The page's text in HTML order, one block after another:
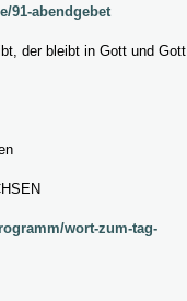
91-abendgebet
der bleibt in Gott und Gott
wort-zum-tag-